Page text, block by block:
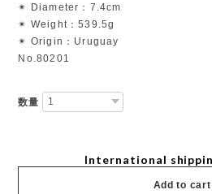
✴︎ Diameter：7.4cm
✴︎ Weight：539.5g
✴︎ Origin：Uruguay
No.80201
数量
International
Add to cart